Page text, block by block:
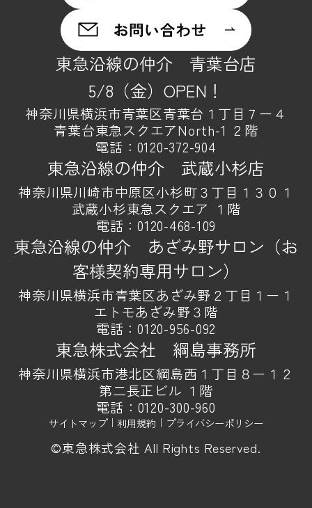
東急沿線の仲介 青葉台店
5/8（金）OPEN！
神奈川県横浜市青葉区青葉台１丁目７ー４
青葉台東急スクエアNorth-1 ２階
電話： 0120-372-904
東急沿線の仲介 武蔵小杉店
神奈川県川崎市中原区小杉町３丁目１３０１
武蔵小杉東急スクエア １階
電話：0120-468-109
東急沿線の仲介 あざみ野サロン（お
客様契約専用サロン）
神奈川県横浜市青葉区あざみ野２丁目１ー１
エトモあざみ野３階
電話：0120-956-092
東急株式会社 綱島事務所
神奈川県横浜市港北区綱島西１丁目８ー１２
第二長正ビル １階
電話： 0120-300-960
サイトマップ｜ 利用規約 ｜ プライバシーポリシー
©東急株式会社 All Rights Reserved.